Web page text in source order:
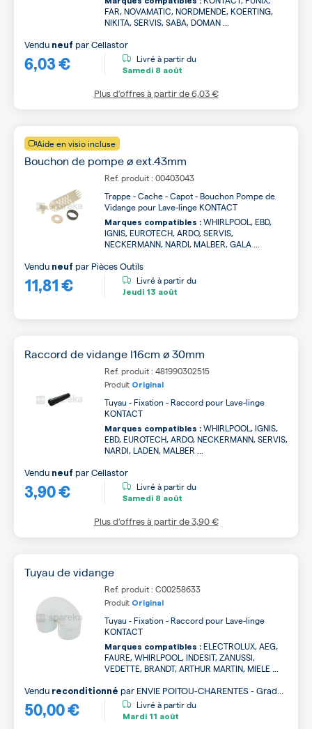
FAR, NOVAMATIC, NORDMENDE, KOERTING,
NIKITA, SERVIS, SABA, DOMAN ...
6,03 €
Vendu neuf parCellastor
Livré à partir du
Samedi 8 août
Plus d’offres à partir de6,03 €
Aide en visio incluse
Bouchon de pompe ø ext.43mm
Ref. produit : 00403043
Trappe - Cache - Capot - Bouchon Pompe de
Vidange pour Lave-linge KONTACT
Marques compatibles : WHIRLPOOL, EBD,
IGNIS, EUROTECH, ARDO, SERVIS,
NECKERMANN, NARDI, MALBER, GALA ...
11,81 €
Vendu neuf par Pièces Outils
Livré à partir du
Jeudi 13 août
Raccord de vidange l16cm ø 30mm
Ref. produit : 481990302515
Produit Original
Tuyau - Fixation - Raccord pour Lave-linge
KONTACT
Marques compatibles : WHIRLPOOL, IGNIS,
EBD, EUROTECH, ARDO, NECKERMANN, SERVIS,
NARDI, LADEN, MALBER ...
3,90 €
Vendu neuf parCellastor
Livré à partir du
Samedi 8 août
Plus d’offres à partir de3,90 €
Tuyau de vidange
Ref. produit : C00258633
Produit Original
Tuyau - Fixation - Raccord pour Lave-linge
KONTACT
Marques compatibles : ELECTROLUX, AEG,
FAURE, WHIRLPOOL, INDESIT, ZANUSSI,
VEDETTE, BRANDT, ARTHUR MARTIN, MIELE ...
50,00 €
Vendu reconditionné par ENVIE POITOU-CHARENTES - Grade
A
Livré à partir du
Mardi 11 août